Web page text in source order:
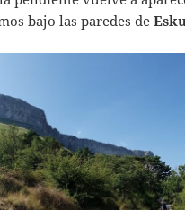
bajo las paredes de